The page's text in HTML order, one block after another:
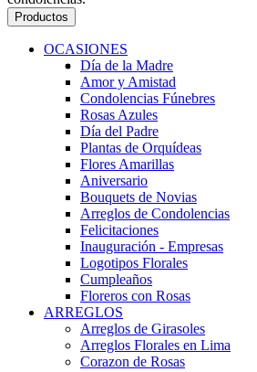
Productos
OCASIONES
Día de la Madre
Amor y Amistad
Condolencias Fúnebres
Rosas Azules
Día del Padre
Plantas de Orquídeas
Flores Amarillas
Aniversario
Bouquets de Novias
Arreglos de Condolencias
Felicitaciones
Inauguración - Empresas
Logotipos Florales
Cumpleaños
Floreros con Rosas
ARREGLOS
Arreglos de Girasoles
Arreglos Florales en Lima
Corazon de Rosas